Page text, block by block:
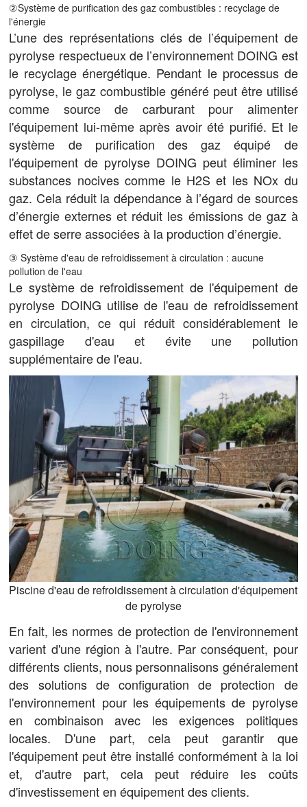
②Système de purification des gaz combustibles : recyclage de
l'énergie
L’une des représentations clés de l’équipement de
pyrolyse respectueux de l’environnement DOING est
le recyclage énergétique. Pendant le processus de
pyrolyse, le gaz combustible généré peut être utilisé
comme source de carburant pour alimenter
l'équipement lui-même après avoir été purifié. Et le
système de purification des gaz équipé de
l'équipement de pyrolyse DOING peut éliminer les
substances nocives comme le H2S et les NOx du
gaz. Cela réduit la dépendance à l’égard de sources
d’énergie externes et réduit les émissions de gaz à
effet de serre associées à la production d’énergie.
③ Système d'eau de refroidissement à circulation : aucune
pollution de l'eau
Le système de refroidissement de l'équipement de
pyrolyse DOING utilise de l'eau de refroidissement
en circulation, ce qui réduit considérablement le
gaspillage d'eau et évite une pollution
supplémentaire de l'eau.
Piscine d'eau de refroidissement à circulation d'équipement
de pyrolyse
En fait, les normes de protection de l'environnement
varient d'une région à l'autre. Par conséquent, pour
différents clients, nous personnalisons généralement
des solutions de configuration de protection de
l'environnement pour les équipements de pyrolyse
en combinaison avec les exigences politiques
locales. D'une part, cela peut garantir que
l'équipement peut être installé conformément à la loi
et, d'autre part, cela peut réduire les coûts
d'investissement en équipement des clients.